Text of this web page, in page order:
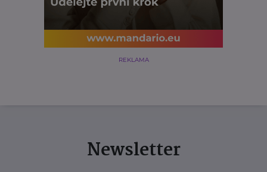
REKLAMA
Newsletter